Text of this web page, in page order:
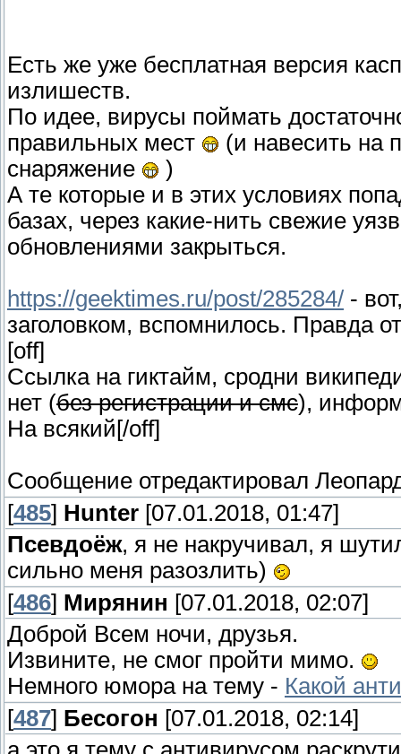
Есть же уже бесплатная версия
излишеств.
По идее, вирусы поймать
правильных мест
(и навесить на
снаряжение
)
А те которые и в этих условиях
базах, через какие-нить свежие
обновлениями закрыться.
https://geektimes.ru/post/285284/ -
заголовком, вспомнилось. Правда
[off]
Ссылка на гиктайм, сродни
нет (без регистрации и смс),
На всякий[/off]
Сообщение отредактировал
[485] Hunter [07.01.2018, 01:47]
Псевдоёж, я не накручивал, я
сильно меня разозлить)
[486] Мирянин [07.01.2018, 02:07]
Доброй Всем ночи, друзья.
Извините, не смог пройти мимо.
Немного юмора на тему - Какой
[487] Бесогон [07.01.2018, 02:14]